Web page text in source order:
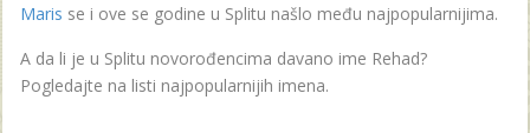
Maris se i ove se godine u Splitu našlo među najpopularnijima.
A da li je u Splitu novorođencima davano ime Rehad?
Pogledajte na listi najpopularnijih imena.